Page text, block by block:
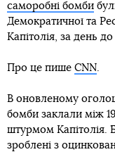
саморобні бомби
Демократичної та
Капітолія, за день
Про це пише CNN.
В оновленому
бомби заклали між
штурмом Капітолія.
зроблені з